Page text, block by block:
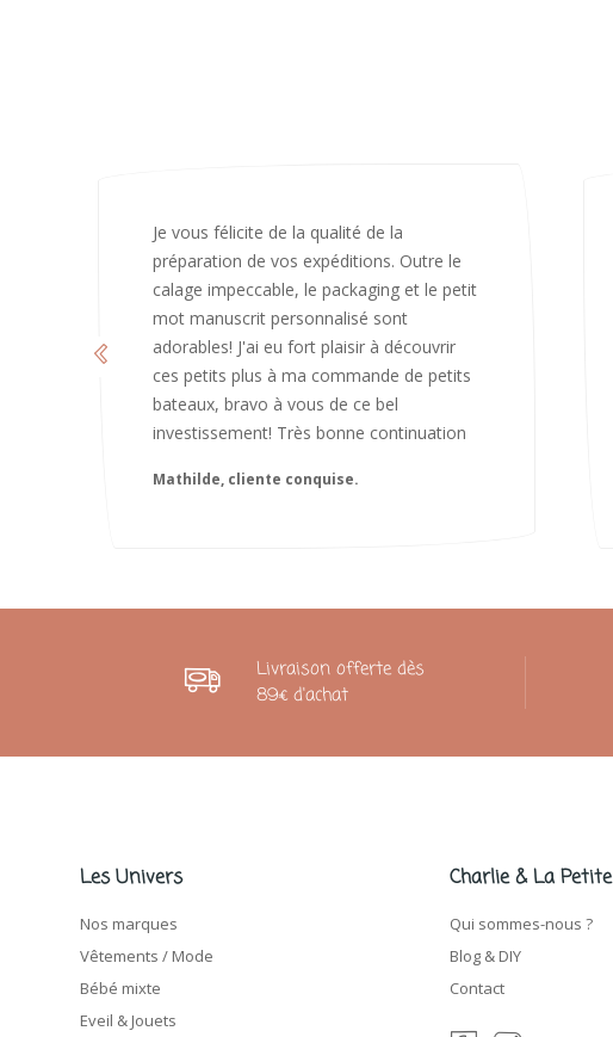
J’ai adoré ouvrir ce paquet votre message
est bienveillant et fait plaisir. Je ne
manquerai pas de recommandé chez
vous. Bonne continuation et merci à vous.
Livraison offerte dès
89€ d'achat
Les Univers
Nos marques
Vêtements / Mode
Bébé mixte
Eveil & Jouets
Charlie & La
Qui sommes-nous ?
Blog & DIY
Contact